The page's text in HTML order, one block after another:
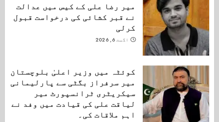
میر رضا علی کے کیس میں عدالت
نے قبر کشائی کی درخواست قبول
کرلی
اگست 6, 2026
کوئٹہ میں وزیر اعلیٰ بلوچستان
میر سرفراز بگٹی سے پارلیمانی
سیکریٹری ٹرانسپورٹ میر
لیاقت علی کی قیادت میں وفد نے
اہم ملاقات کی۔